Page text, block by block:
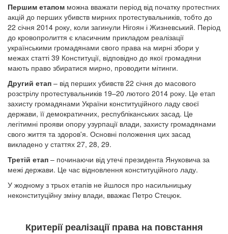
Першим етапом можна вважати період від початку протестних
акцій до перших убивств мирних протестувальників, тобто до
22 січня 2014 року, коли загинули Нігоян і Жизневський. Період
до кровопролиття є класичним прикладом реалізації
українськими громадянами свого права на мирні збори у
межах статті 39 Конституції, відповідно до якої громадяни
мають право збиратися мирно, проводити мітинги.
Другий етап – від перших убивств 22 січня до масового
розстрілу протестувальників 19–20 лютого 2014 року. Це етап
захисту громадянами України конституційного ладу своєї
держави, її демократичних, республіканських засад. Це
легітимні прояви опору узурпації влади, захисту громадянами
свого життя та здоров'я. Основні положення цих засад
викладено у статтях 27, 28, 29.
Третій етап – починаючи від утечі президента Януковича за
межі держави. Це час відновлення конституційного ладу.
У жодному з трьох етапів не йшлося про насильницьку
неконституційну зміну влади, вважає Петро Стецюк.
Критерії реалізації права на повстання